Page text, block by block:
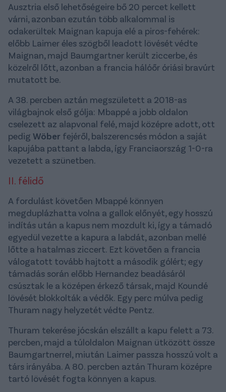
Ausztria első lehetőségeire bő 20 percet kellett
várni, azonban ezután több alkalommal is
odakerültek Maignan kapuja elé a piros-fehérek:
előbb Laimer éles szögből leadott lövését védte
Maignan, majd Baumgartner került ziccerbe, és
közelről lőtt, azonban a francia hálóőr óriási bravúrt
mutatott be.
A 38. percben aztán megszületett a 2018-as
világbajnok első gólja: Mbappé a jobb oldalon
cselezett az alapvonal felé, majd középre adott, ott
pedig Wöber fejéről, balszerencsés módon a saját
kapujába pattant a labda, így Franciaország 1-0-ra
vezetett a szünetben.
II. félidő
A fordulást követően Mbappé könnyen
megduplázhatta volna a gallok előnyét, egy hosszú
indítás után a kapus nem mozdult ki, így a támadó
egyedül vezette a kapura a labdát, azonban mellé
lőtte a hatalmas ziccert. Ezt követően a francia
válogatott tovább hajtott a második gólért; egy
támadás során előbb Hernandez beadásáról
csúsztak le a középen érkező társak, majd Koundé
lövését blokkolták a védők. Egy perc múlva pedig
Thuram nagy helyzetét védte Pentz.
Thuram tekerése jócskán elszállt a kapu felett a 73.
percben, majd a túloldalon Maignan ütközött össze
Baumgartnerrel, miután Laimer passza hosszú volt a
társ irányába. A 80. percben aztán Thuram középre
tartó lövését fogta könnyen a kapus.